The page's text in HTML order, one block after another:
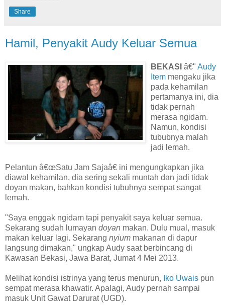
Share
Hamil, Penyakit Audy Keluar Semua
BEKASI â€" Audy
Item mengaku jika
pada kehamilan
pertamanya ini, dia
tidak pernah
merasa ngidam.
Namun, kondisi
tububnya malah
jadi lemah.
Pelantun â€œSatu Jam Sajaâ€ ini mengungkapkan jika
diawal kehamilan, dia sering sekali muntah dan jadi tidak
doyan makan, bahkan kondisi tubuhnya sempat sangat
lemah.
"Saya enggak ngidam tapi penyakit saya keluar semua.
Sekarang sudah lumayan doyan makan. Dulu mual, masuk
makan keluar lagi. Sekarang nyium makanan di dapur
langsung dimakan," ungkap Audy saat berbincang di
Kawasan Bekasi, Jawa Barat, Jumat 4 Mei 2013.
Melihat kondisi istrinya yang terus menurun, Iko Uwais pun
sempat merasa khawatir. Apalagi, Audy pernah sampai
masuk Unit Gawat Darurat (UGD).